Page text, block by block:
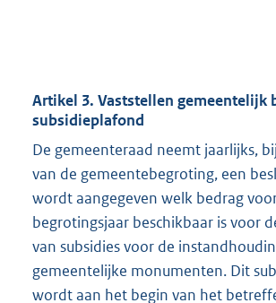
Artikel 3. Vaststellen gemeentelijk
subsidieplafond
De gemeenteraad neemt jaarlijks,
van de gemeentebegroting, een
wordt aangegeven welk bedrag
begrotingsjaar beschikbaar is voor
van subsidies voor de
gemeentelijke monumenten. Dit
wordt aan het begin van het